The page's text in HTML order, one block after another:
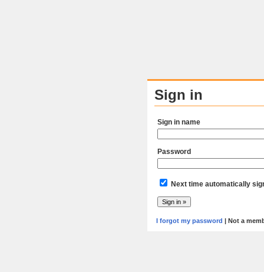
Sign in
Sign in name
Password
Next time automatically
I forgot my password | Not a